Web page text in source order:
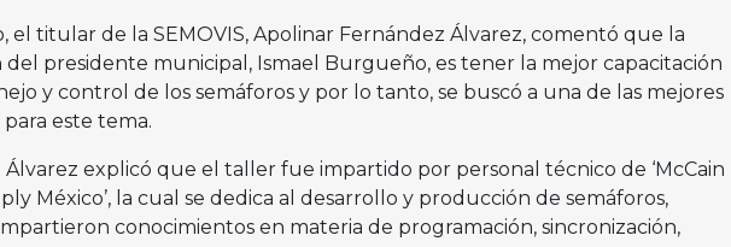
el titular de la SEMOVIS, Apolinar Fernández Álvarez, comentó que la
presidente municipal, Ismael Burgueño, es tener la mejor capacitación
y control de los semáforos y por lo tanto, se buscó a una de las mejores
este tema.
Álvarez explicó que el taller fue impartido por personal técnico de ‘McCain
México’, la cual se dedica al desarrollo y producción de semáforos,
conocimientos en materia de programación, sincronización,